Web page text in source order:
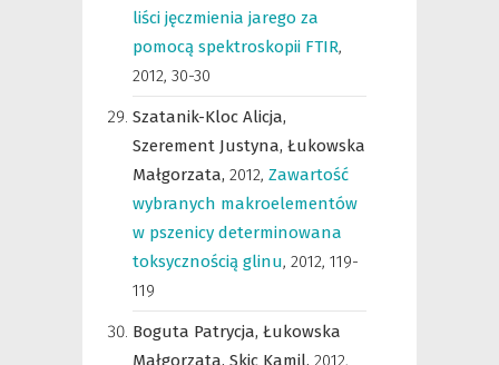
liści jęczmienia jarego za
pomocą spektroskopii FTIR,
2012, 30-30
Szatanik-Kloc Alicja,
Szerement Justyna, Łukowska
Małgorzata, 2012, Zawartość
wybranych makroelementów
w pszenicy determinowana
toksycznością glinu, 2012, 119-
119
Boguta Patrycja, Łukowska
Małgorzata, Skic Kamil, 2012,